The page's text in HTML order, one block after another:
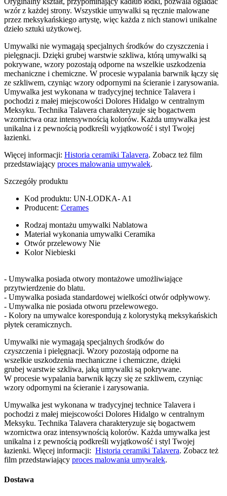
wzór z każdej strony. Wszystkie umywalki są ręcznie malowane
przez meksykańskiego artystę, więc każda z nich stanowi unikalne
dzieło sztuki użytkowej.
Umywalki nie wymagają specjalnych środków do czyszczenia i
pielęgnacji. Dzięki grubej warstwie szkliwa, którą umywalki są
pokrywane, wzory pozostają odporne na wszelkie uszkodzenia
mechaniczne i chemiczne. W procesie wypalania barwnik łączy się
ze szkliwem, czyniąc wzory odpornymi na ścieranie i zarysowania.
Umywalka jest wykonana w tradycyjnej technice Talavera i
pochodzi z małej miejscowości Dolores Hidalgo w centralnym
Meksyku. Technika Talavera charakteryzuje się bogactwem
wzornictwa oraz intensywnością kolorów. Każda umywalka jest
unikalna i z pewnością podkreśli wyjątkowość i styl Twojej
łazienki.
Więcej informacji: Historia ceramiki Talavera. Zobacz też film
przedstawiający proces malowania umywalek.
Szczegóły produktu
Kod produktu: UN-LODKA- A1
Producent: Cerames
Rodzaj montażu umywalki Nablatowa
Materiał wykonania umywalki Ceramika
Otwór przelewowy Nie
Kolor Niebieski
- Umywalka posiada otwory montażowe umożliwiające
przytwierdzenie do blatu.
- Umywalka posiada standardowej wielkości otwór odpływowy.
- Umywalka nie posiada otworu przelewowego.
- Kolory na umywalce korespondują z kolorystyką meksykańskich
płytek ceramicznych.
Umywalki nie wymagają specjalnych środków do
czyszczenia i pielęgnacji. Wzory pozostają odporne na
wszelkie uszkodzenia mechaniczne i chemiczne, dzięki
grubej warstwie szkliwa, jaką umywalki są pokrywane.
W procesie wypalania barwnik łączy się ze szkliwem, czyniąc
wzory odpornymi na ścieranie i zarysowania.
Umywalka jest wykonana w tradycyjnej technice Talavera i
pochodzi z małej miejscowości Dolores Hidalgo w centralnym
Meksyku. Technika Talavera charakteryzuje się bogactwem
wzornictwa oraz intensywnością kolorów. Każda umywalka jest
unikalna i z pewnością podkreśli wyjątkowość i styl Twojej
łazienki. Więcej informacji: Historia ceramiki Talavera. Zobacz też
film przedstawiający proces malowania umywalek.
Dostawa